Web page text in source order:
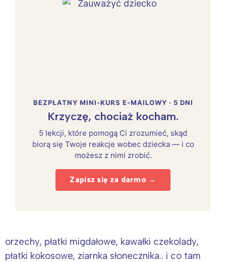
BEZPŁATNY MINI-KURS E-MAILOWY · 5 DNI
Krzyczę, chociaż kocham.
5 lekcji, które pomogą Ci zrozumieć, skąd
biorą się Twoje reakcje wobec dziecka — i co
możesz z nimi zrobić.
Zapisz się za darmo →
orzechy, płatki migdałowe, kawałki czekolady,
płatki kokosowe, ziarnka słonecznika.. i co tam